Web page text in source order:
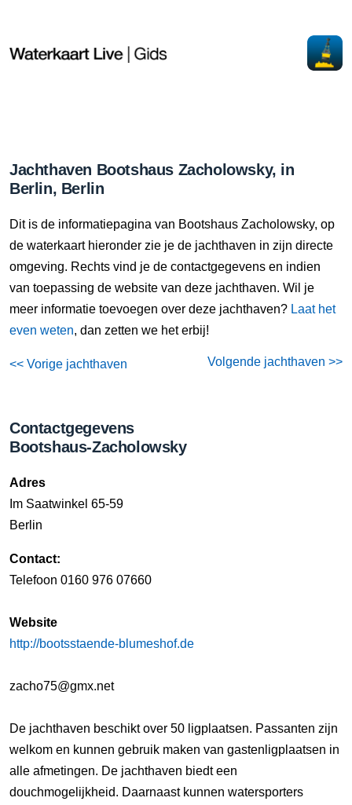
Jachthaven Bootshaus Zacholowsky, in
Berlin, Berlin
Dit is de informatiepagina van Bootshaus Zacholowsky, op
de waterkaart hieronder zie je de jachthaven in zijn directe
omgeving. Rechts vind je de contactgegevens en indien
van toepassing de website van deze jachthaven. Wil je
meer informatie toevoegen over deze jachthaven? Laat het
even weten, dan zetten we het erbij!
<< Vorige jachthaven Volgende jachthaven >>
Contactgegevens
Bootshaus-Zacholowsky
Adres
Im Saatwinkel 65-59
Berlin
Contact:
Telefoon 0160 976 07660
Website
http://bootsstaende-blumeshof.de
zacho75@gmx.net
De jachthaven beschikt over 50 ligplaatsen. Passanten zijn
welkom en kunnen gebruik maken van gastenligplaatsen in
alle afmetingen. De jachthaven biedt een
douchmogelijkheid. Daarnaast kunnen watersporters